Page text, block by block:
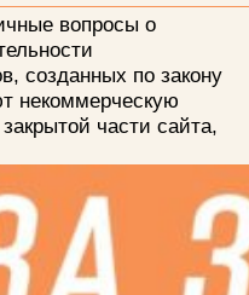
вопросы о
созданных по закону
некоммерческую
части сайта,